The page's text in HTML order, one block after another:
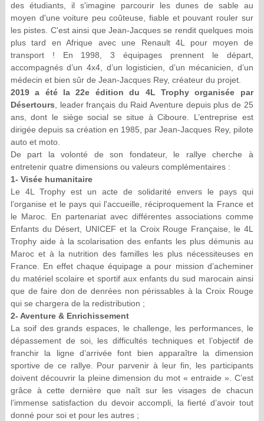
des étudiants, il s'imagine parcourir les dunes de sable au
moyen d'une voiture peu coûteuse, fiable et pouvant rouler sur
les pistes. C'est ainsi que Jean-Jacques se rendit quelques mois
plus tard en Afrique avec une Renault 4L pour moyen de
transport ! En 1998, 3 équipages prennent le départ,
accompagnés d’un 4x4, d’un logisticien, d’un mécanicien, d’un
médecin et bien sûr de Jean-Jacques Rey, créateur du projet.
2019 a été la 22e édition du 4L Trophy organisée par
Désertours , leader français du Raid Aventure depuis plus de 25
ans, dont le siège social se situe à Ciboure. L’entreprise est
dirigée depuis sa création en 1985, par Jean-Jacques Rey, pilote
auto et moto.
De part la volonté de son fondateur, le rallye cherche à
entretenir quatre dimensions ou valeurs complémentaires :
1- Visée humanitaire
Le 4L Trophy est un acte de solidarité envers le pays qui
l’organise et le pays qui l'accueille, réciproquement la France et
le Maroc. En partenariat avec différentes associations comme
Enfants du Désert, UNICEF et la Croix Rouge Française, le 4L
Trophy aide à la scolarisation des enfants les plus démunis au
Maroc et à la nutrition des familles les plus nécessiteuses en
France. En effet chaque équipage a pour mission d’acheminer
du matériel scolaire et sportif aux enfants du sud marocain ainsi
que de faire don de denrées non périssables à la Croix Rouge
qui se chargera de la redistribution ;
2- Aventure & Enrichissement
La soif des grands espaces, le challenge, les performances, le
dépassement de soi, les difficultés techniques et l’objectif de
franchir la ligne d’arrivée font bien apparaître la dimension
sportive de ce rallye. Pour parvenir à leur fin, les participants
doivent découvrir la pleine dimension du mot « entraide ». C’est
grâce à cette dernière que naît sur les visages de chacun
l’immense satisfaction du devoir accompli, la fierté d’avoir tout
donné pour soi et pour les autres ;